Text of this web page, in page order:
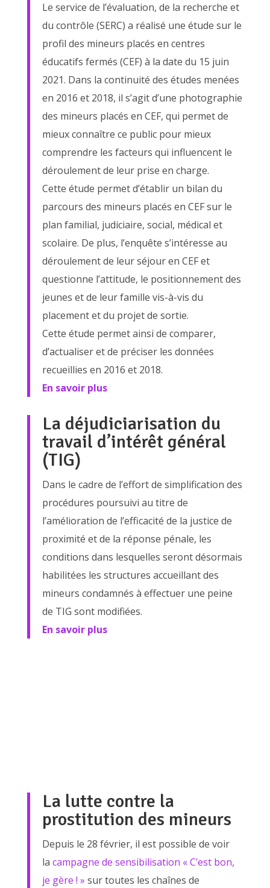
Le service de l’évaluation, de la recherche et
du contrôle (SERC) a réalisé une étude sur le
profil des mineurs placés en centres
éducatifs fermés (CEF) à la date du 15 juin
2021. Dans la continuité des études menées
en 2016 et 2018, il s’agit d’une photographie
des mineurs placés en CEF, qui permet de
mieux connaître ce public pour mieux
comprendre les facteurs qui influencent le
déroulement de leur prise en charge.
Cette étude permet d’établir un bilan du
parcours des mineurs placés en CEF sur le
plan familial, judiciaire, social, médical et
scolaire. De plus, l’enquête s’intéresse au
déroulement de leur séjour en CEF et
questionne l’attitude, le positionnement des
jeunes et de leur famille vis-à-vis du
placement et du projet de sortie.
Cette étude permet ainsi de comparer,
d’actualiser et de préciser les données
recueillies en 2016 et 2018.
En savoir plus
La déjudiciarisation du
travail d’intérêt général
(TIG)
Dans le cadre de l’effort de simplification des
procédures poursuivi au titre de
l’amélioration de l’efficacité de la justice de
proximité et de la réponse pénale, les
conditions dans lesquelles seront désormais
habilitées les structures accueillant des
mineurs condamnés à effectuer une peine
de TIG sont modifiées.
En savoir plus
La lutte contre la
prostitution des mineurs
Depuis le 28 février, il est possible de voir
la campagne de sensibilisation « C’est bon,
je gère ! » sur toutes les chaînes de